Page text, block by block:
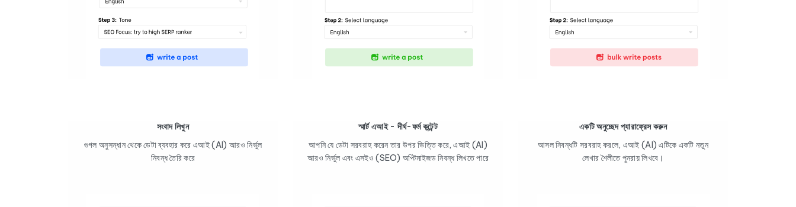
সংবাদ লিখুন
গুগল অনুসন্ধান থেকে ডেটা ব্যবহার করে এআই (AI) আরও নির্ভুল
নিবন্ধ তৈরি করে
স্মার্ট এআই - দীর্ঘ-ফর্ম কন্টেন্ট
আপনি যে ডেটা সরবরাহ করেন তার উপর ভিত্তি করে, এআই (AI)
আরও নির্ভুল এবং এসইও (SEO) অপ্টিমাইজড নিবন্ধ লিখতে পারে
একটি অনুচ্ছেদ প্যারাফ্রেস করুন
আসল নিবন্ধটি সরবরাহ করলে, এআই (AI) এটিকে একটি নতুন
লেখার শৈলীতে পুনরায় লিখবে।